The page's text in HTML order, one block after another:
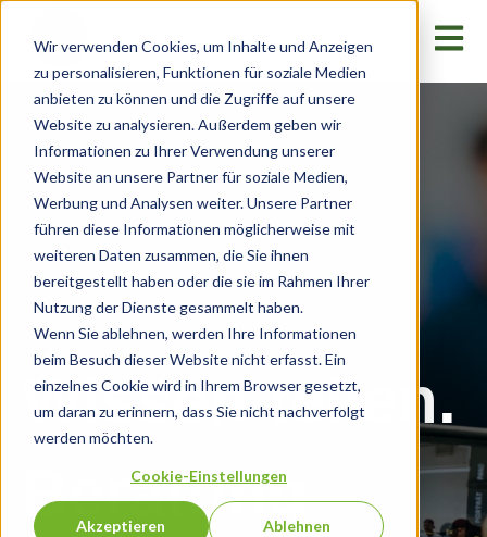
Wir verwenden Cookies, um Inhalte und Anzeigen
zu personalisieren, Funktionen für soziale Medien
anbieten zu können und die Zugriffe auf unsere
Website zu analysieren. Außerdem geben wir
Informationen zu Ihrer Verwendung unserer
Website an unsere Partner für soziale Medien,
Werbung und Analysen weiter. Unsere Partner
führen diese Informationen möglicherweise mit
weiteren Daten zusammen, die Sie ihnen
bereitgestellt haben oder die sie im Rahmen Ihrer
Nutzung der Dienste gesammelt haben.
Wenn Sie ablehnen, werden Ihre Informationen
beim Besuch dieser Website nicht erfasst. Ein
einzelnes Cookie wird in Ihrem Browser gesetzt,
um daran zu erinnern, dass Sie nicht nachverfolgt
werden möchten.
Cookie-Einstellungen
Akzeptieren Ablehnen
Wissen teilen.
Beratung